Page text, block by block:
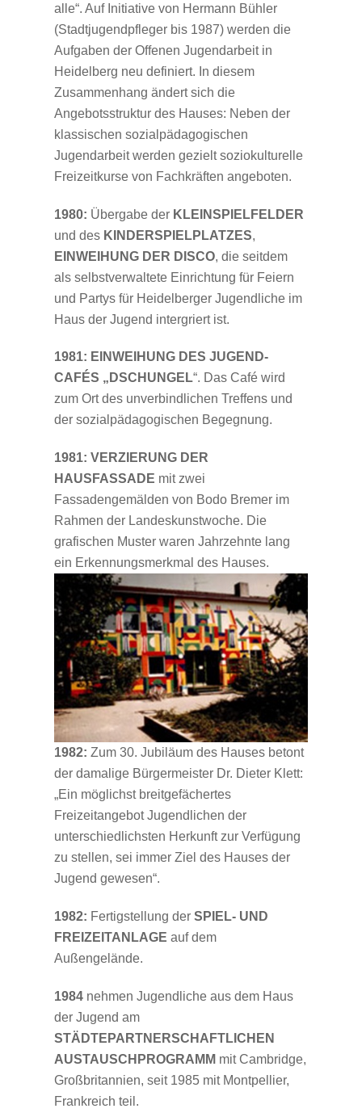
alle“. Auf Initiative von Hermann Bühler
(Stadtjugendpfleger bis 1987) werden die
Aufgaben der Offenen Jugendarbeit in
Heidelberg neu definiert. In diesem
Zusammenhang ändert sich die
Angebotsstruktur des Hauses: Neben der
klassischen sozialpädagogischen
Jugendarbeit werden gezielt soziokulturelle
Freizeitkurse von Fachkräften angeboten.
1980: Übergabe der KLEINSPIELFELDER
und des KINDERSPIELPLATZES,
EINWEIHUNG DER DISCO, die seitdem
als selbstverwaltete Einrichtung für Feiern
und Partys für Heidelberger Jugendliche im
Haus der Jugend intergriert ist.
1981: EINWEIHUNG DES JUGEND-
CAFÉS „DSCHUNGEL“. Das Café wird
zum Ort des unverbindlichen Treffens und
der sozialpädagogischen Begegnung.
1981: VERZIERUNG DER
HAUSFASSADE mit zwei
Fassadengemälden von Bodo Bremer im
Rahmen der Landeskunstwoche. Die
grafischen Muster waren Jahrzehnte lang
ein Erkennungsmerkmal des Hauses.
1982: Zum 30. Jubiläum des Hauses betont
der damalige Bürgermeister Dr. Dieter Klett:
„Ein möglichst breitgefächertes
Freizeitangebot Jugendlichen der
unterschiedlichsten Herkunft zur Verfügung
zu stellen, sei immer Ziel des Hauses der
Jugend gewesen“.
1982: Fertigstellung derSPIEL- UND
FREIZEITANLAGE auf dem
Außengelände.
1984 nehmen Jugendliche aus dem Haus
der Jugend am
STÄDTEPARTNERSCHAFTLICHEN
AUSTAUSCHPROGRAMM mit Cambridge,
Großbritannien, seit 1985 mit Montpellier,
Frankreich teil.